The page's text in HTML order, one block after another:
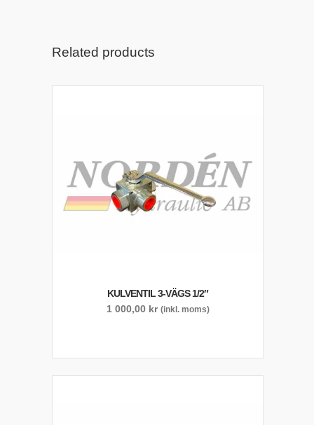
Related products
KULVENTIL 3-VÄGS 1/2″
1 000,00 kr (inkl. moms)